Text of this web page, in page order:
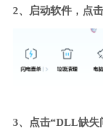
2、启动软件，点
3、点击“DLL缺失